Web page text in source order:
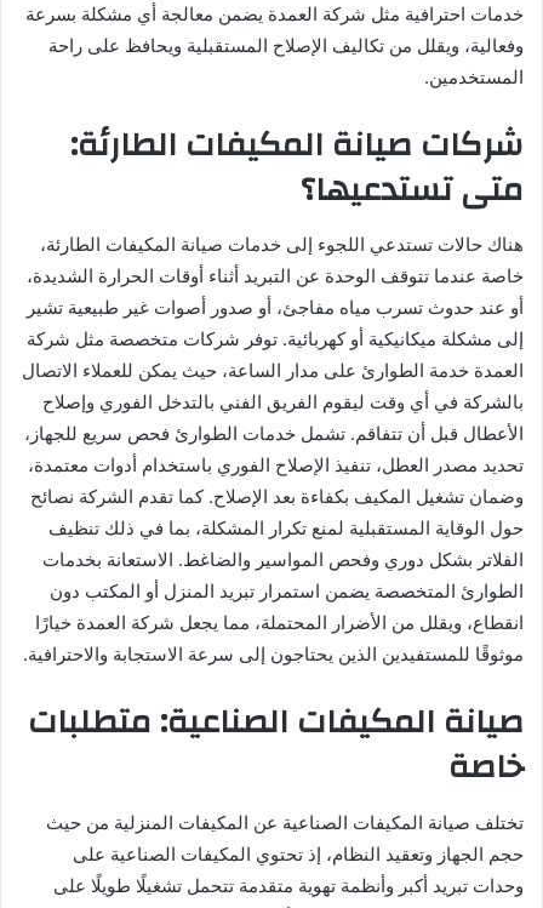
خدمات احترافية مثل شركة العمدة يضمن معالجة أي مشكلة بسرعة
وفعالية، ويقلل من تكاليف الإصلاح المستقبلية ويحافظ على راحة
المستخدمين.
شركات صيانة المكيفات الطارئة:
متى تستدعيها؟
هناك حالات تستدعي اللجوء إلى خدمات صيانة المكيفات الطارئة،
خاصة عندما تتوقف الوحدة عن التبريد أثناء أوقات الحرارة الشديدة،
أو عند حدوث تسرب مياه مفاجئ، أو صدور أصوات غير طبيعية تشير
إلى مشكلة ميكانيكية أو كهربائية. توفر شركات متخصصة مثل شركة
العمدة خدمة الطوارئ على مدار الساعة، حيث يمكن للعملاء الاتصال
بالشركة في أي وقت ليقوم الفريق الفني بالتدخل الفوري وإصلاح
الأعطال قبل أن تتفاقم. تشمل خدمات الطوارئ فحص سريع للجهاز،
تحديد مصدر العطل، تنفيذ الإصلاح الفوري باستخدام أدوات معتمدة،
وضمان تشغيل المكيف بكفاءة بعد الإصلاح. كما تقدم الشركة نصائح
حول الوقاية المستقبلية لمنع تكرار المشكلة، بما في ذلك تنظيف
الفلاتر بشكل دوري وفحص المواسير والضاغط. الاستعانة بخدمات
الطوارئ المتخصصة يضمن استمرار تبريد المنزل أو المكتب دون
انقطاع، ويقلل من الأضرار المحتملة، مما يجعل شركة العمدة خيارًا
موثوقًا للمستفيدين الذين يحتاجون إلى سرعة الاستجابة والاحترافية.
صيانة المكيفات الصناعية: متطلبات
خاصة
تختلف صيانة المكيفات الصناعية عن المكيفات المنزلية من حيث
حجم الجهاز وتعقيد النظام، إذ تحتوي المكيفات الصناعية على
وحدات تبريد أكبر وأنظمة تهوية متقدمة تتحمل تشغيلًا طويلًا على